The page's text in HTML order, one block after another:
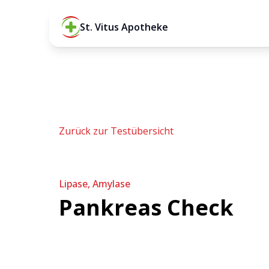
St. Vitus Apotheke
Zurück zur Testübersicht
Lipase, Amylase
Pankreas Check